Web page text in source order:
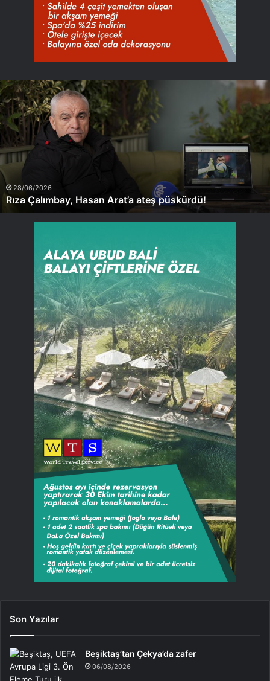
Rıza
Çalımbay,
Hasan
Arat’a
püskürdü!
28/06/2026
Rıza Çalımbay, Hasan Arat’a ateş püskürdü!
Son Yazılar
Beşiktaş’tan Çekya’da zafer
06/08/2026